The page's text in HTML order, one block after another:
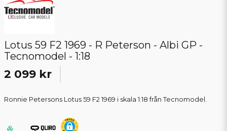
Lotus 59 F2 1969 - R Peterson - Albi GP -
Tecnomodel - 1:18
2 099 kr
Ronnie Petersons Lotus 59 F2 1969 i skala 1:18 från Tecnomodel.